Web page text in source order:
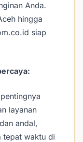
Anda.
hingga
siap
layanan
andal,
tepat waktu di